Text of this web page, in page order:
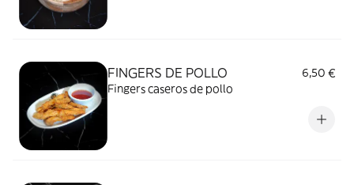
FINGERS DE POLLO
6,50 €
Fingers caseros de pollo